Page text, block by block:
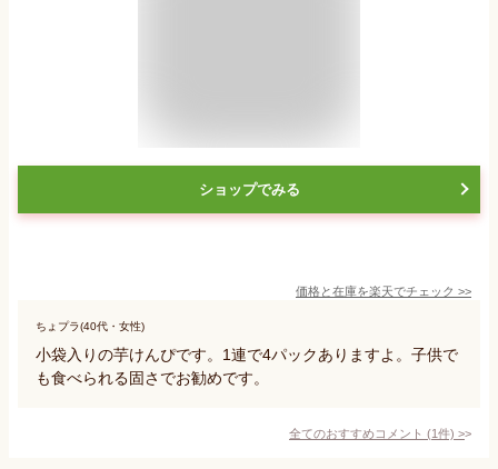
ショップでみる
価格と在庫を楽天でチェック >>
ちょプラ(40代・女性)
小袋入りの芋けんぴです。1連で4パックありますよ。子供で
も食べられる固さでお勧めです。
全てのおすすめコメント (1件) >